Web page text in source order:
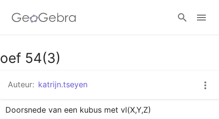
Google Classroom
GeoGebra Klaslokaal
oef 54(3)
Auteur: katrijn.tseyen
Doorsnede van een kubus met vl(X,Y,Z)